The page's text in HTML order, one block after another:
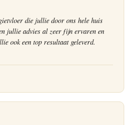
die jullie door ons hele huis
jullie advies al zeer fijn ervaren en
ook een top resultaat geleverd.